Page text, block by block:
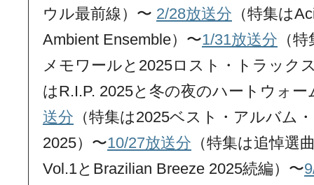
ウル最前線）〜 2/28放送分 （特集は
Ambient Ensemble）〜1/31放送分 （
メモワールと2025ロスト・トラック
はR.I.P. 2025と冬の夜のハートウォ
送分 （特集は2025ベスト・アルバム
2025）〜10/27放送分 （特集は追悼選
Vol.1とBrazilian Breeze 2025続編）〜